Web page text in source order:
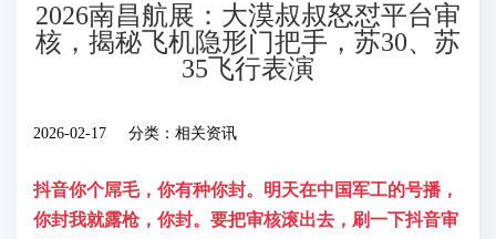
2026南昌航展：大漠叔叔怒怼平台审
核，揭秘飞机隐形门把手，苏30、苏
35飞行表演
2026-02-17 分类： 相关资讯
抖音你个屌毛，你有种你封。明天在中国军工的号播，
你封我就露枪，你封。要把审核滚出去，刷一下抖音审